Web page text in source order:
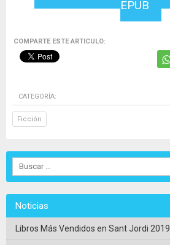
EPUB
COMPARTE ESTE ARTICULO:
CATEGORÍA:
Ficción
Noticias
Libros Más Vendidos en Sant Jordi 2019